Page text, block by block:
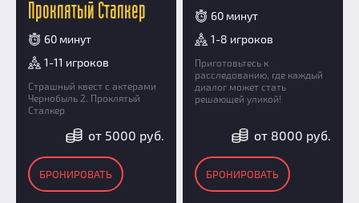
Проклятый Сталкер
60 минут
1-11 игроков
Страшный квест с актерами
Чернобыль 2. Проклятый
Сталкер
от 5000 руб.
БРОНИРОВАТЬ
60 минут
1-8 игроков
Приготовьтесь к
расследованию, где каждый
диалог может стать
решающей уликой!
от 8000 руб.
БРОНИРОВАТЬ